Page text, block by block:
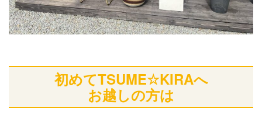
初めてTSUME☆KIRAへ
お越しの方は